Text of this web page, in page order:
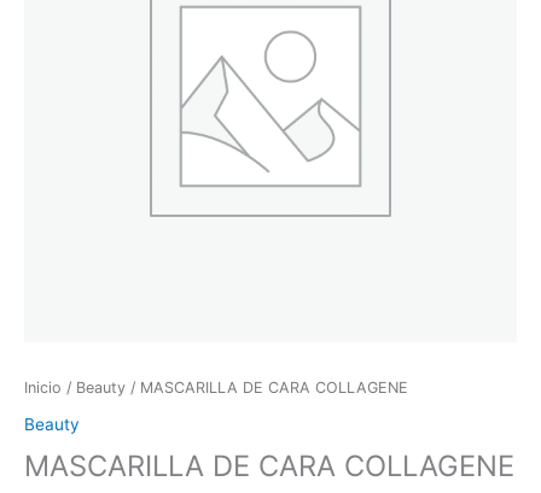
Inicio / Beauty / MASCARILLA DE CARA COLLAGENE
Beauty
MASCARILLA DE CARA COLLAGENE